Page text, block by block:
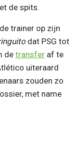
de spits.
trainer op zijn
dat PSG tot
de transfer af te
uiteraard
zouden zo
met name